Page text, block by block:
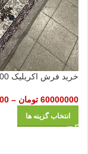
خرید فرش اکریلیک 700 شانه خزان فیلی
60000000 تومان –
انتخاب گزینه ها